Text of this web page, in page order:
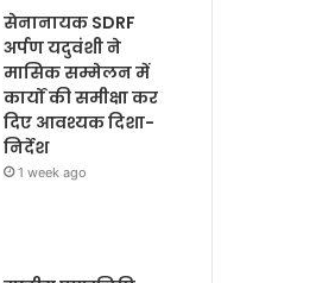
सेनानायक SDRF
अर्पण यदुवंशी ने
मासिक सम्मेलन में
कार्यों की समीक्षा कर
दिए आवश्यक दिशा-
निर्देश
1 week ago